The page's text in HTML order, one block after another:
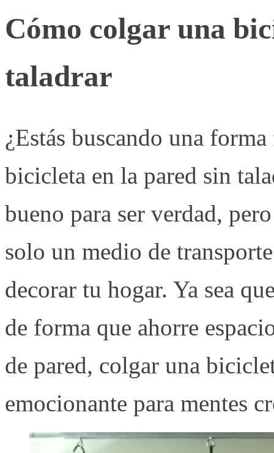
Cómo colgar una
taladrar
¿Estás buscando una
bicicleta en la pared sin
bueno para ser verdad,
solo un medio de
decorar tu hogar. Ya sea
de forma que ahorre
de pared, colgar una
emocionante para mentes